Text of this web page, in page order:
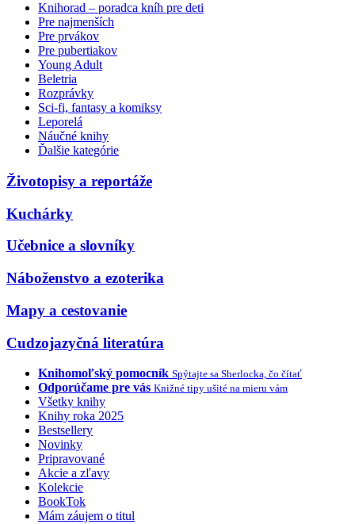
Knihorad – poradca kníh pre deti
Pre najmenších
Pre prvákov
Pre pubertiakov
Young Adult
Beletria
Rozprávky
Sci-fi, fantasy a komiksy
Leporelá
Náučné knihy
Ďalšie kategórie
Životopisy a reportáže
Kuchárky
Učebnice a slovníky
Náboženstvo a ezoterika
Mapy a cestovanie
Cudzojazyčná literatúra
Knihomoľský pomocník Spýtajte sa Sherlocka, čo čítať
Odporúčame pre vás Knižné tipy ušité na mieru vám
Všetky knihy
Knihy roka 2025
Bestsellery
Novinky
Pripravované
Akcie a zľavy
Kolekcie
BookTok
Mám záujem o titul